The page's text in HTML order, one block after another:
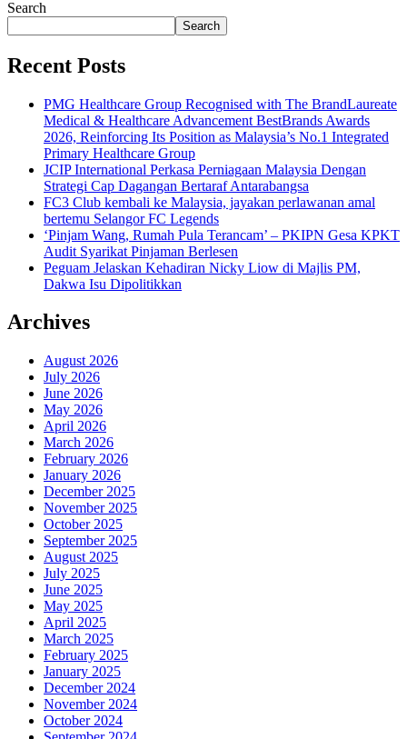
Search
Search
Recent Posts
PMG Healthcare Group Recognised with The BrandLaureate
Medical & Healthcare Advancement BestBrands Awards
2026, Reinforcing Its Position as Malaysia’s No.1 Integrated
Primary Healthcare Group
JCIP International Perkasa Perniagaan Malaysia Dengan
Strategi Cap Dagangan Bertaraf Antarabangsa
FC3 Club kembali ke Malaysia, jayakan perlawanan amal
bertemu Selangor FC Legends
‘Pinjam Wang, Rumah Pula Terancam’ – PKIPN Gesa KPKT
Audit Syarikat Pinjaman Berlesen
Peguam Jelaskan Kehadiran Nicky Liow di Majlis PM,
Dakwa Isu Dipolitikkan
Archives
August 2026
July 2026
June 2026
May 2026
April 2026
March 2026
February 2026
January 2026
December 2025
November 2025
October 2025
September 2025
August 2025
July 2025
June 2025
May 2025
April 2025
March 2025
February 2025
January 2025
December 2024
November 2024
October 2024